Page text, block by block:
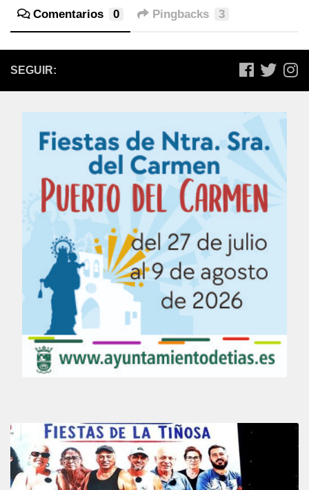
Comentarios 0 Pingbacks 3
SEGUIR: